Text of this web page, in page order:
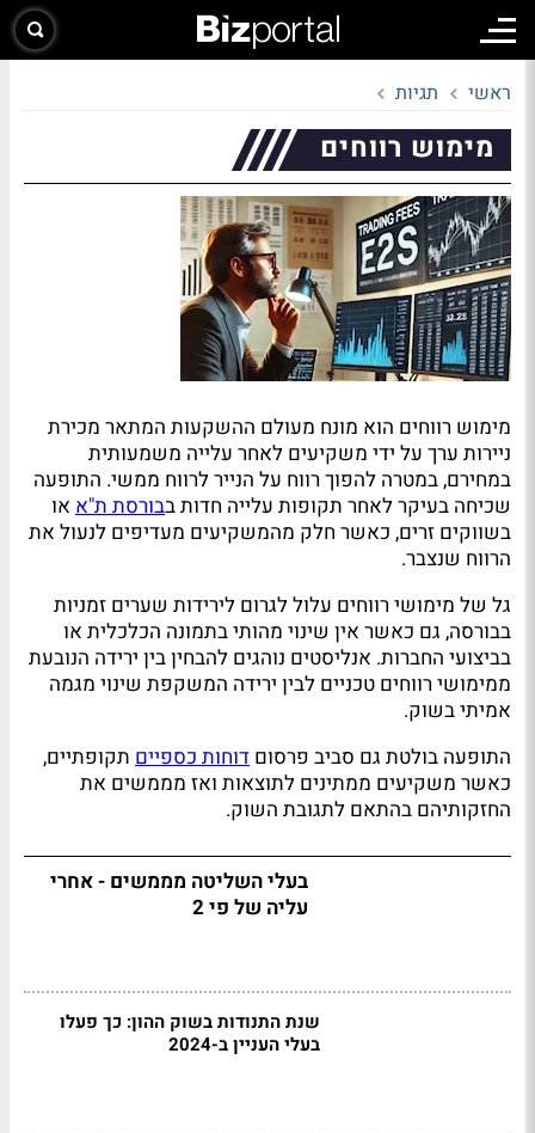
ראשי תגיות
מימוש רווחים
מימוש רווחים הוא מונח מעולם ההשקעות המתאר מכירת
ניירות ערך על ידי משקיעים לאחר עלייה משמעותית
במחירם, במטרה להפוך רווח על הנייר לרווח ממשי. התופעה
שכיחה בעיקר לאחר תקופות עלייה חדות בבורסת ת"א או
בשווקים זרים, כאשר חלק מהמשקיעים מעדיפים לנעול את
הרווח שנצבר.
גל של מימושי רווחים עלול לגרום לירידות שערים זמניות
בבורסה, גם כאשר אין שינוי מהותי בתמונה הכלכלית או
בביצועי החברות. אנליסטים נוהגים להבחין בין ירידה הנובעת
ממימושי רווחים טכניים לבין ירידה המשקפת שינוי מגמה
אמיתי בשוק.
התופעה בולטת גם סביב פרסום דוחות כספיים תקופתיים,
כאשר משקיעים ממתינים לתוצאות ואז מממשים את
החזקותיהם בהתאם לתגובת השוק.
בעלי השליטה מממשים - אחרי
עליה של פי 2
שנת התנודות בשוק ההון: כך פעלו
בעלי העניין ב-2024